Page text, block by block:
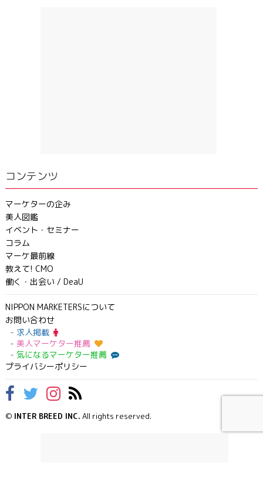
コンテンツ
マーケターの企み
美人図鑑
イベント・セミナー
コラム
マーケ最前線
教えて! CMO
働く・出会い / DeaU
NIPPON MARKETERSについて
お問い合わせ
求人掲載
美人マーケター推薦
気になるマーケター推薦
プライバシーポリシー
© INTER BREED INC. All rights reserved.